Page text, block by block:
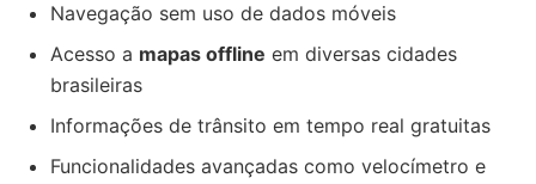
Navegação sem uso de dados móveis
Acesso a mapas offline em diversas cidades
brasileiras
Informações de trânsito em tempo real gratuitas
Funcionalidades avançadas como velocímetro e